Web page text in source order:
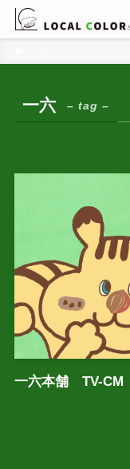
一六 – tag –
一六本舗 TV-CM